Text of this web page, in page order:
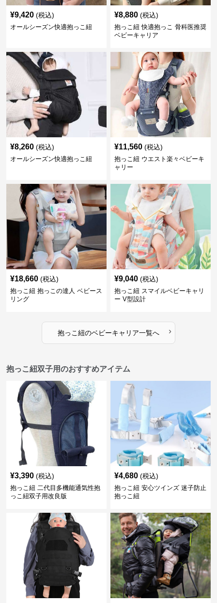
¥9,420 (税込)
オールシーズン快適抱っこ紐
¥8,880 (税込)
抱っこ紐 快適抱っこ 骨科医推奨
ベビーキャリア
¥8,260 (税込)
オールシーズン快適抱っこ紐
¥11,560 (税込)
抱っこ紐 ウエスト楽々ベビーキ
ャリー
¥18,660 (税込)
抱っこ紐 抱っこの達人 ベビース
リング
¥9,040 (税込)
抱っこ紐 スマイルベビーキャリ
ー V型設計
抱っこ紐のベビーキャリア一覧へ ›
抱っこ紐双子用のおすすめアイテム
¥3,390 (税込)
抱っこ紐 二代目多機能通気性抱
っこ紐双子用改良版
¥4,680 (税込)
抱っこ紐 安心ツインズ 迷子防止
抱っこ紐